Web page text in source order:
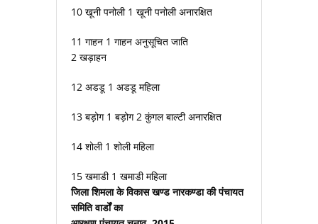
10 खूनी पनोली 1 खूनी पनोली अनारक्षित
11 गाहन 1 गाहन अनुसूचित जाति
2 खड़ाहन
12 अडडू 1 अडडू महिला
13 बड़ोग 1 बड़ोग 2 कुंगल बाल्टी अनारक्षित
14 शोली 1 शोली महिला
15 खमाडी 1 खमाडी महिला
जिला शिमला के विकास खण्ड नारकण्डा की पंचायत
समिति वार्डों का